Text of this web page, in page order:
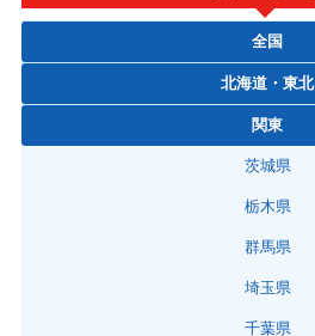
全国
北海道・東北
関東
茨城県
栃木県
群馬県
埼玉県
千葉県